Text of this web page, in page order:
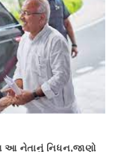
આ નેતાનું નિધન,જાણો